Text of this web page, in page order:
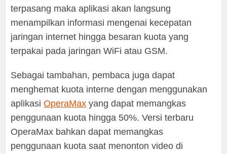
terpasang maka aplikasi akan langsung
menampilkan informasi mengenai kecepatan
jaringan internet hingga besaran kuota yang
terpakai pada jaringan WiFi atau GSM.
Sebagai tambahan, pembaca juga dapat
menghemat kuota interne dengan menggunakan
aplikasiOperaMax yang dapat memangkas
penggunaan kuota hingga 50%. Versi terbaru
OperaMax bahkan dapat memangkas
penggunaan kuota saat menonton video di